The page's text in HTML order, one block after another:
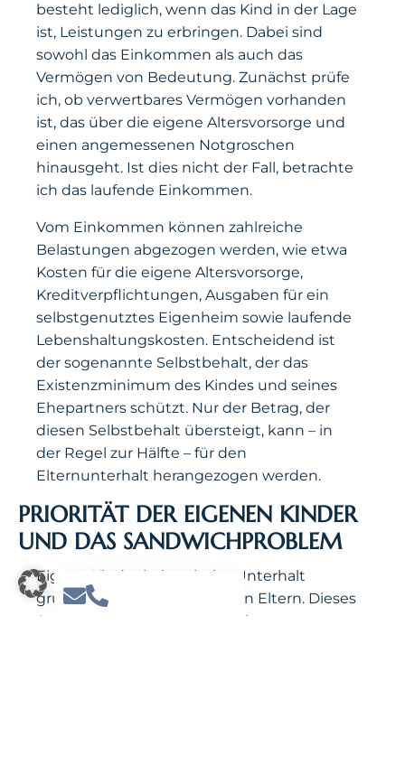
besteht lediglich, wenn das Kind in der Lage
ist, Leistungen zu erbringen. Dabei sind
sowohl das Einkommen als auch das
Vermögen von Bedeutung. Zunächst prüfe
ich, ob verwertbares Vermögen vorhanden
ist, das über die eigene Altersvorsorge und
einen angemessenen Notgroschen
hinausgeht. Ist dies nicht der Fall, betrachte
ich das laufende Einkommen.
Vom Einkommen können zahlreiche
Belastungen abgezogen werden, wie etwa
Kosten für die eigene Altersvorsorge,
Kreditverpflichtungen, Ausgaben für ein
selbstgenutztes Eigenheim sowie laufende
Lebenshaltungskosten. Entscheidend ist
der sogenannte Selbstbehalt, der das
Existenzminimum des Kindes und seines
Ehepartners schützt. Nur der Betrag, der
diesen Selbstbehalt übersteigt, kann – in
der Regel zur Hälfte – für den
Elternunterhalt herangezogen werden.
PRIORITÄT DER EIGENEN KINDER
UND DAS SANDWICHPROBLEM
Eigene Kinder haben beim Unterhalt
grundsätzlich Vorrang vor den Eltern. Dieses
Spannungsfeld wird häufig als